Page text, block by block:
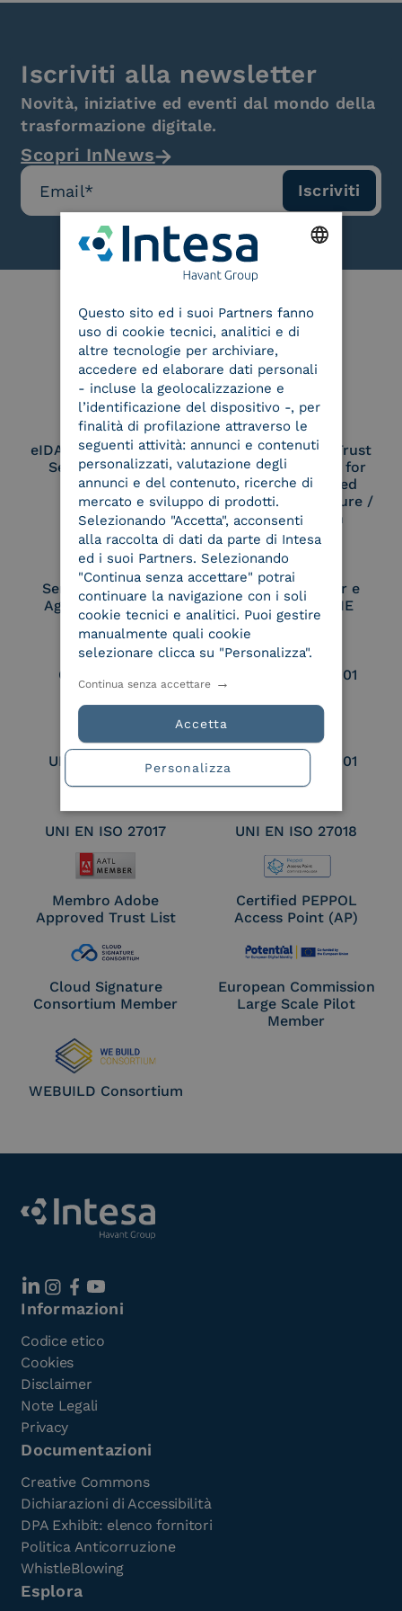
Iscriviti alla newsletter
Novità, iniziative ed eventi dal mondo della
trasformazione digitale.
Scopri InNews
Le nostre certificazioni
eIDAS Qualified Trust
Service Provider
eIDAS Qualified Trust
Service Provider for
Remote Qualified
Electronic Signature /
Seal Creation
Service Provider e
Aggregatore SPID
Service Provider e
Aggregatore CIE
Conservatore
qualificato
UNI EN ISO 37001
UNI EN ISO 9001 UNI EN ISO 27001
UNI EN ISO 27017 UNI EN ISO 27018
Membro Adobe
Approved Trust List
Certified PEPPOL
Access Point (AP)
Cloud Signature
Consortium Member
European Commission
Large Scale Pilot
Member
WEBUILD Consortium
Informazioni
Codice etico
Cookies
Disclaimer
Note Legali
Privacy
Documentazioni
Creative Commons
Dichiarazioni di Accessibilità
DPA Exhibit: elenco fornitori
Politica Anticorruzione
WhistleBlowing
Esplora
ITALIAN
Questo sito ed i suoi Partners fanno
uso di cookie tecnici, analitici e di
altre tecnologie per archiviare,
accedere ed elaborare dati personali
- incluse la geolocalizzazione e
l’identificazione del dispositivo -, per
finalità di profilazione attraverso le
seguenti attività: annunci e contenuti
personalizzati, valutazione degli
annunci e del contenuto, ricerche di
mercato e sviluppo di prodotti.
Selezionando "Accetta", acconsenti
alla raccolta di dati da parte di Intesa
ed i suoi Partners. Selezionando
"Continua senza accettare" potrai
continuare la navigazione con i soli
cookie tecnici e analitici. Puoi gestire
manualmente quali cookie
selezionare clicca su "Personalizza".
Accetta
Continua senza accettare
Personalizza